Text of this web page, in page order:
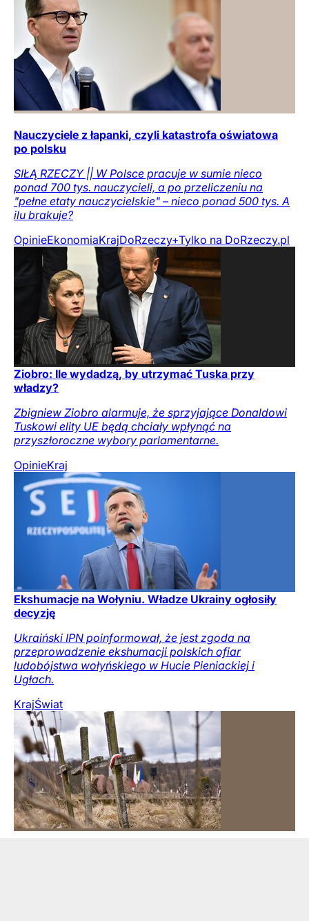
Nauczyciele z łapanki, czyli katastrofa oświatowa
po polsku
SIŁĄ RZECZY || W Polsce pracuje w sumie nieco
ponad 700 tys. nauczycieli, a po przeliczeniu na
"pełne etaty nauczycielskie" – nieco ponad 500 tys. A
ilu brakuje?
OpinieEkonomiaKrajDoRzeczy+Tylko na DoRzeczy.pl
Ziobro: Ile wydadzą, by utrzymać Tuska przy
władzy?
Zbigniew Ziobro alarmuje, że sprzyjające Donaldowi
Tuskowi elity UE będą chciały wpłynąć na
przyszłoroczne wybory parlamentarne.
OpinieKraj
Ekshumacje na Wołyniu. Władze Ukrainy ogłosiły
decyzję
Ukraiński IPN poinformował, że jest zgoda na
przeprowadzenie ekshumacji polskich ofiar
ludobójstwa wołyńskiego w Hucie Pieniackiej i
Ugłach.
KrajŚwiat